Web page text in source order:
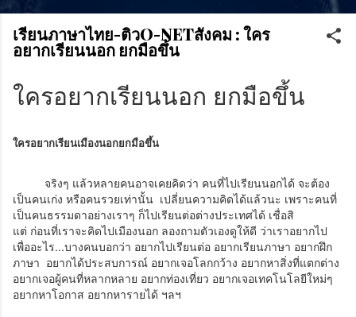
เรียนภาษาไทย-ติวO-NETสังคม : ใคร
อยากเรียนนอก ยกมือขึ้น
ใครอยากเรียนนอก ยกมือขึ้น
ใครอยากเรียนเมืองนอกยกมือขึ้น
จริงๆ แล้วหลายคนอาจเคยคิดว่า คนที่ไปเรียนนอกได้ จะต้อง
เป็นคนเก่ง หรือคนรวยเท่านั้น เปลี่ยนความคิดได้แล้วนะ เพราะคนที่
เป็นคนธรรมดาอย่างเราๆ ก็ไปเรียนต่อต่างประเทศได้ เชื่อสิ
แต่ ก่อนที่เราจะคิดไปเมืองนอก ลองถามตัวเองดูให้ดี ว่าเราอยากไป
เพื่ออะไร...บางคนบอกว่า อยากไปเรียนต่อ อยากเรียนภาษา อยากฝึก
ภาษา อยากได้ประสบการณ์ อยากเจอโลกกว้าง อยากหาสิ่งที่แตกต่าง
อยากเจอผู้คนที่หลากหลาย อยากท่องเที่ยว อยากเจอเทคโนโลยีใหม่ๆ
อยากหาโอกาส อยากหารายได้ ฯลฯ